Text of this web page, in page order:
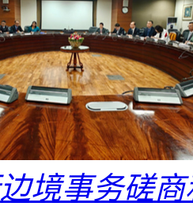
境事务磋